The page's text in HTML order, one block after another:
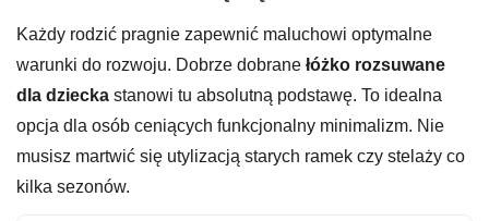
Każdy rodzić pragnie zapewnić maluchowi optymalne
warunki do rozwoju. Dobrze dobrane łóżko rozsuwane
dla dziecka stanowi tu absolutną podstawę. To idealna
opcja dla osób ceniących funkcjonalny minimalizm. Nie
musisz martwić się utylizacją starych ramek czy stelaży co
kilka sezonów.